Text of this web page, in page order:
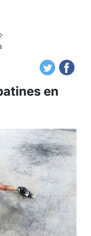
en